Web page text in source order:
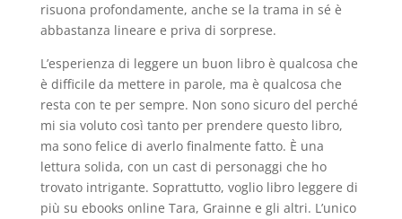
risuona profondamente, anche se la trama in sé è
abbastanza lineare e priva di sorprese.
L’esperienza di leggere un buon libro è qualcosa che
è difficile da mettere in parole, ma è qualcosa che
resta con te per sempre. Non sono sicuro del perché
mi sia voluto così tanto per prendere questo libro,
ma sono felice di averlo finalmente fatto. È una
lettura solida, con un cast di personaggi che ho
trovato intrigante. Soprattutto, voglio libro leggere di
più su ebooks online Tara, Grainne e gli altri. L’unico